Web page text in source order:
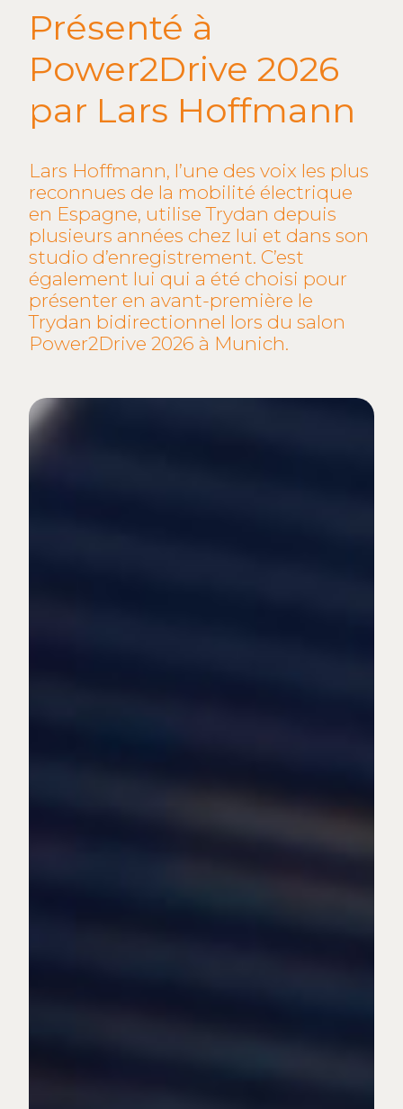
Présenté à
Power2Drive 2026
par Lars Hoffmann
Lars Hoffmann, l’une des voix les plus
reconnues de la mobilité électrique
en Espagne, utilise Trydan depuis
plusieurs années chez lui et dans son
studio d’enregistrement. C’est
également lui qui a été choisi pour
présenter en avant-première le
Trydan bidirectionnel lors du salon
Power2Drive 2026 à Munich.